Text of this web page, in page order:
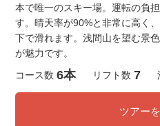
本で唯一のスキー場。運転の負
す。晴天率が90%と非常に高く
下で滑れます。浅間山を望む景
が魅力です。
コース数 6本 リフト数 7
ツアー